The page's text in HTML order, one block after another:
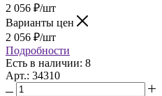
2 056 ₽/шт
Варианты цен
2 056 ₽/шт
Подробности
Есть в наличии: 8
Арт.: 34310